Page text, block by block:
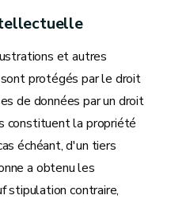
et autres
protégés par le droit
de données par un droit
constituent la propriété
échéant, d'un tiers
a obtenu les
stipulation contraire,